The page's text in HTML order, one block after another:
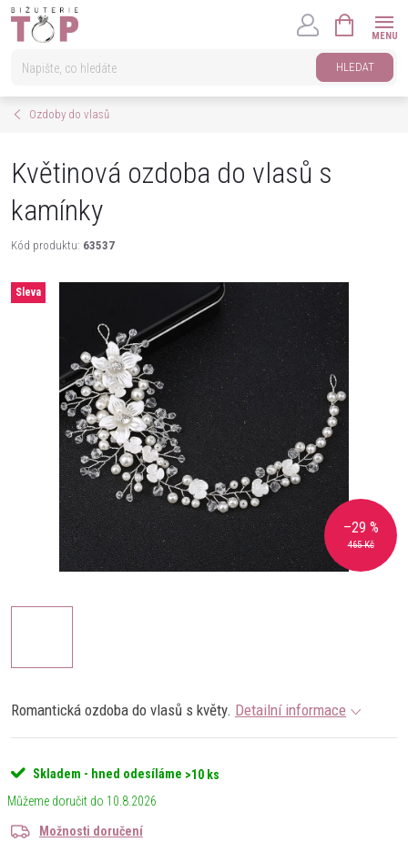
Přejít
HLEDAT
KOŠÍK
Ozdoby do vlasů
Květinová ozdoba do vlasů s
kamínky
Kód produktu: 63537
Sleva
465 Kč
–29 %
Romantická ozdoba do vlasů s květy. Detailní informace
Skladem - hned odesíláme >10 ks
10.8.2026
Možnosti doručení